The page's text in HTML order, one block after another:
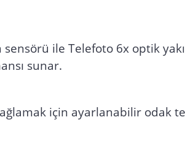
ile Telefoto 6x optik
sunar.
için ayarlanabilir odak